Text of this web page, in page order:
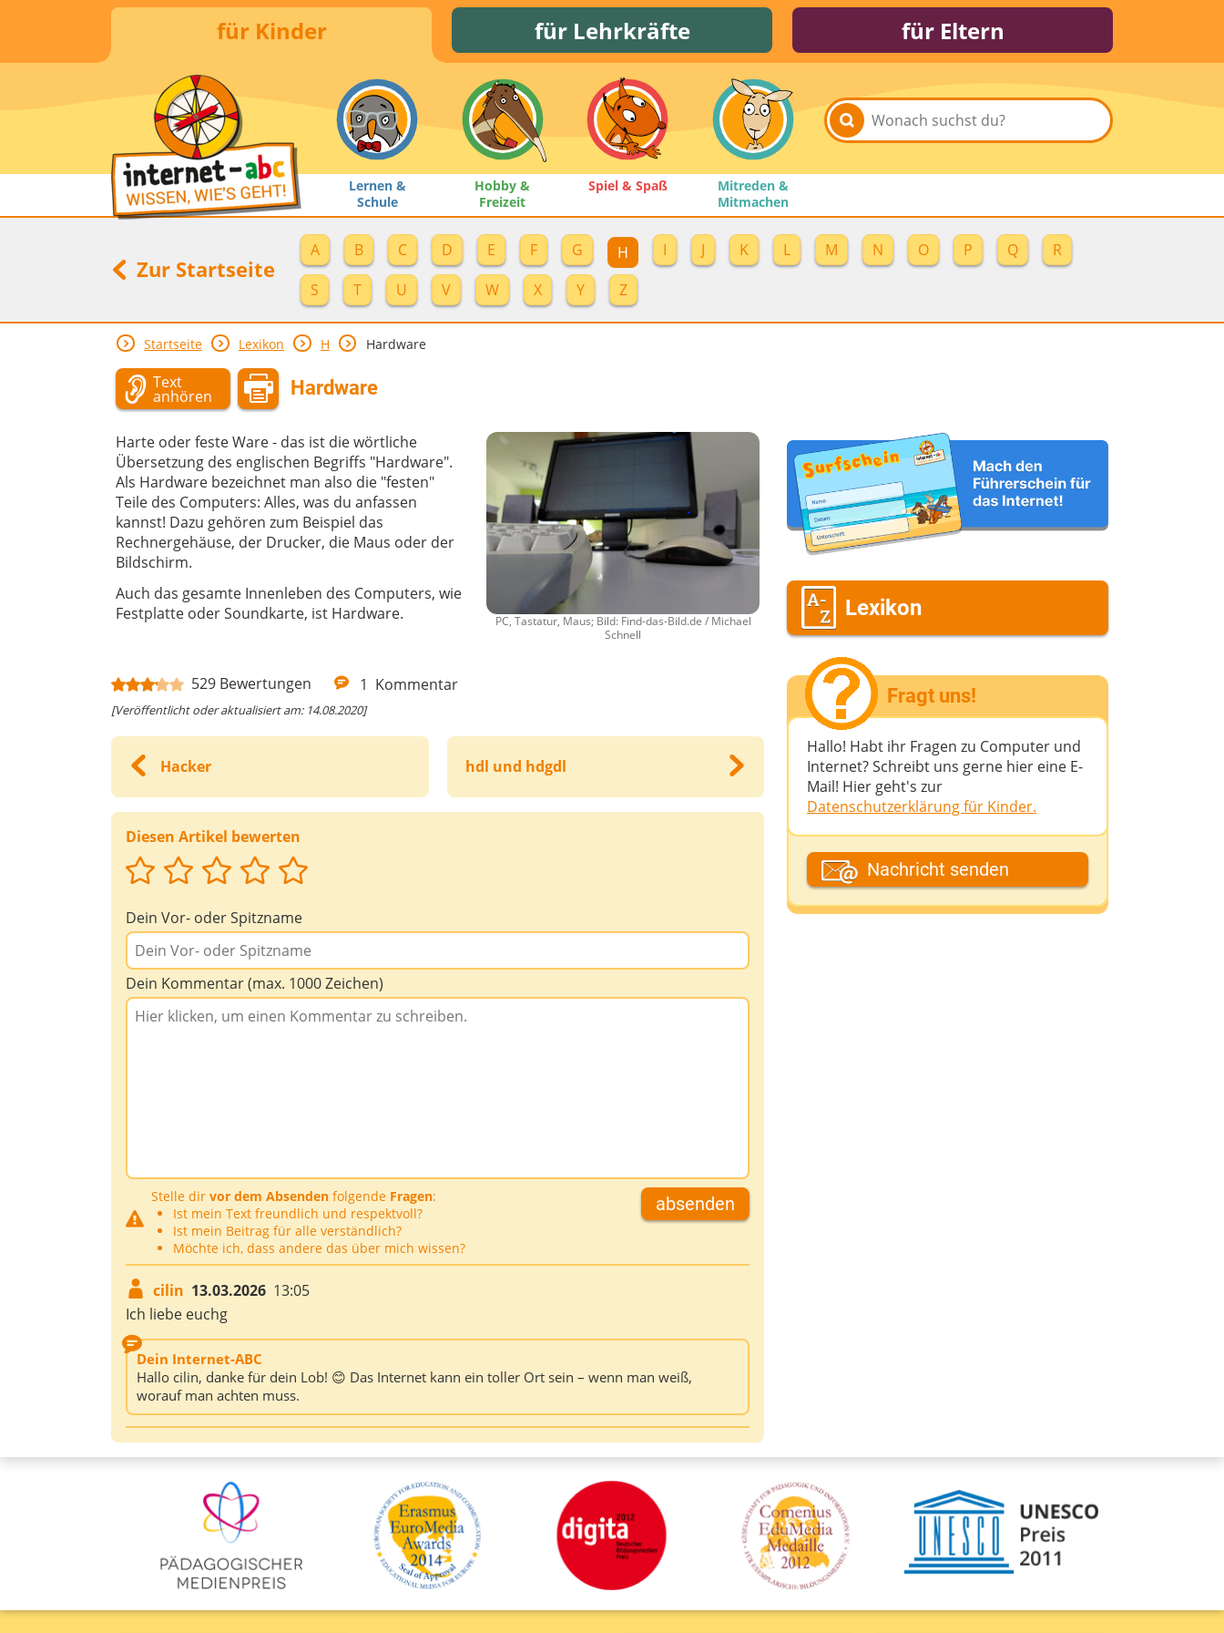
für Kinder für Lehrkräfte für Eltern
Lernen &
Schule
Hobby &
Freizeit
Spiel & Spaß
Mitreden &
Mitmachen
Zur Startseite
A B C D E F G H I J K L M N O P Q
R
S
T U V W X Y Z
Startseite Lexikon H Hardware
Text
anhören Hardware
PC, Tastatur, Maus; Bild: Find-das-Bild.de / Michael
Schnell
Harte oder feste Ware - das ist die wörtliche
Übersetzung des englischen Begriffs "Hardware".
Als Hardware bezeichnet man also die "festen"
Teile des Computers: Alles, was du anfassen
kannst! Dazu gehören zum Beispiel das
Rechnergehäuse, der Drucker, die Maus oder der
Bildschirm.
Auch das gesamte Innenleben des Computers, wie
Festplatte oder Soundkarte, ist Hardware.
529 Bewertungen 1 Kommentar
[Veröffentlicht oder aktualisiert am: 14.08.2020]
Hacker hdl und hdgdl
Diesen Artikel bewerten
Dein Vor- oder Spitzname
Dein Kommentar (max. 1000 Zeichen)
Stelle dir vor dem Absenden folgende Fragen:
Ist mein Text freundlich und respektvoll?
Ist mein Beitrag für alle verständlich?
Möchte ich, dass andere das über mich wissen?
absenden
cilin 13.03.2026 13:05
Ich liebe euchg
Dein Internet-ABC
Hallo cilin, danke für dein Lob! 😊 Das Internet kann ein toller Ort sein – wenn man weiß,
worauf man achten muss.
Lexikon
Fragt uns!
Hallo! Habt ihr Fragen zu Computer und
Internet? Schreibt uns gerne hier eine E-
Mail! Hier geht's zur
Datenschutzerklärung für Kinder.
Dein Fantasiename
Nachricht senden